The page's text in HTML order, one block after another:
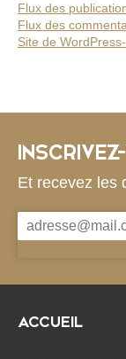
Flux des
Flux des
Site de
Et recevez les
ACCUEIL